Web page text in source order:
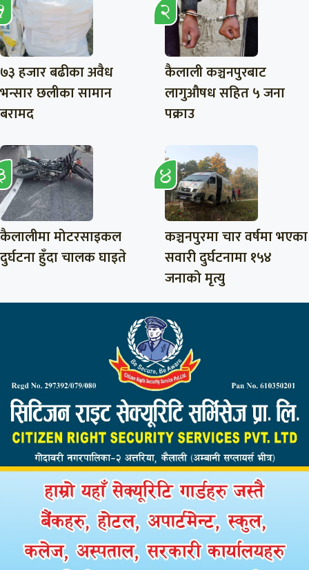
७३ हजार बढीका अवैध
भन्सार छलीका सामान
बरामद
कैलाली कञ्चनपुरबाट
लागुऔषध सहित ५ जना
पक्राउ
कैलालीमा मोटरसाइकल
दुर्घटना हुँदा चालक घाइते
कञ्चनपुरमा चार वर्षमा भएका
सवारी दुर्घटनामा १५४
जनाको मृत्यु